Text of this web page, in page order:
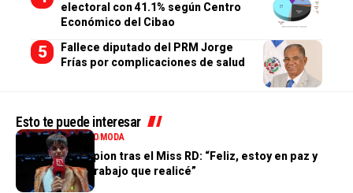
electoral con 41.1% según Centro
Económico del Cibao
Fallece diputado del PRM Jorge
Frías por complicaciones de salud
Esto te puede interesar
ENTRETENIMIENTOMODA
Valentina Campion tras el Miss RD: “Feliz, estoy en paz y
orgullosa del trabajo que realicé”